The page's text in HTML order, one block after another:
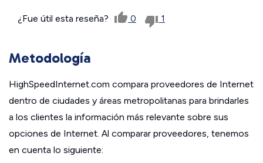
¿Fue útil esta reseña? 0 1
Metodología
HighSpeedInternet.com compara proveedores de Internet
dentro de ciudades y áreas metropolitanas para brindarles
a los clientes la información más relevante sobre sus
opciones de Internet. Al comparar proveedores, tenemos
en cuenta lo siguiente: